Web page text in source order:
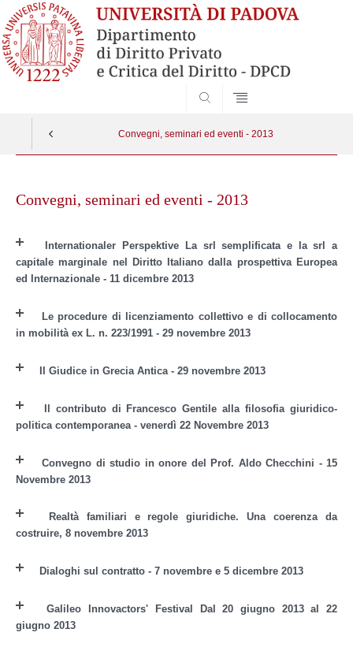
Convegni, seminari ed eventi - 2013
contentConvegni, seminari ed eventi - 2013
Internationaler Perspektive La srl semplificata e la srl a
capitale marginale nel Diritto Italiano dalla prospettiva Europea
ed Internazionale - 11 dicembre 2013
Le procedure di licenziamento collettivo e di collocamento
in mobilità ex L. n. 223/1991 - 29 novembre 2013
Il Giudice in Grecia Antica - 29 novembre 2013
Il contributo di Francesco Gentile alla filosofia giuridico-
politica contemporanea - venerdì 22 Novembre 2013
Convegno di studio in onore del Prof. Aldo Checchini - 15
Novembre 2013
Realtà familiari e regole giuridiche. Una coerenza da
costruire, 8 novembre 2013
Dialoghi sul contratto - 7 novembre e 5 dicembre 2013
Galileo Innovactors' Festival Dal 20 giugno 2013 al 22
giugno 2013